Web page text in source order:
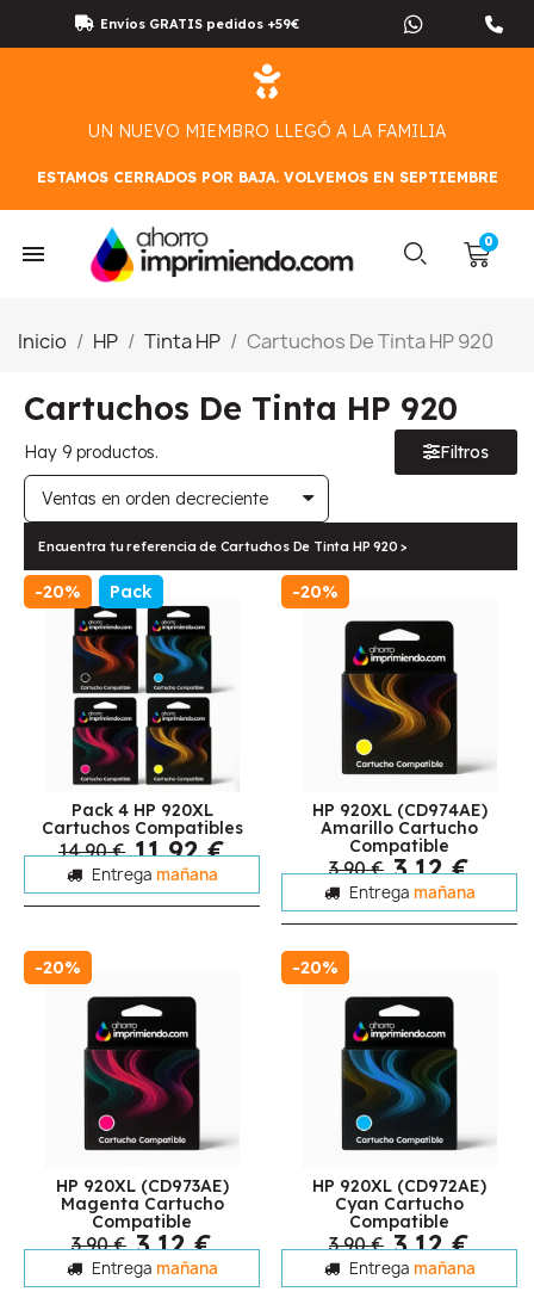
Envíos GRATIS pedidos +59€
UN NUEVO MIEMBRO LLEGÓ A LA FAMILIA
ESTAMOS CERRADOS POR BAJA. VOLVEMOS EN SEPTIEMBRE
Inicio HP Tinta HP Cartuchos De Tinta HP 920
Cartuchos De Tinta HP 920
Hay 9 productos. Filtros
Encuentra tu referencia de Cartuchos De Tinta HP 920 >
-20% Pack
Pack 4 HP 920XL
Cartuchos Compatibles
14,90 € 11,92 €
Entrega mañana
-20%
HP 920XL (CD974AE)
Amarillo Cartucho
Compatible
3,90 € 3,12 €
Entrega mañana
-20%
HP 920XL (CD973AE)
Magenta Cartucho
Compatible
3,90 € 3,12 €
Entrega mañana
-20%
HP 920XL (CD972AE)
Cyan Cartucho
Compatible
3,90 € 3,12 €
Entrega mañana